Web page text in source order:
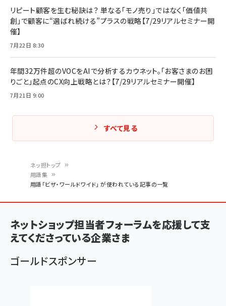
ン
く
ず
ネッ担トップ
用語集
用語「ビザ・ワールドワイド」 が使われている記事の一覧
リピート顧客を生む秘訣は？ 単なる「モノ売り」ではなく「価値共
創」で顧客に“選ばれ続ける”プラスの戦略【7/29リアルセミナー開
催】
7月22日 8:30
年間32万件超のVOCをAIで分析するカウネット。「お客さまのお困
りごと」起点のCX向上戦略とは？【7/29リアルセミナー開催】
7月21日 9:00
すべて見る
ネットショップ担当者フォーラムを応援して支
えてくださっている企業さま
ゴールドスポンサー